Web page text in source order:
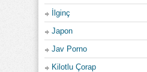
İlginç
Japon
Jav Porno
Kilotlu Çorap